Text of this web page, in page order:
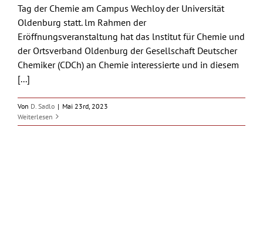
Tag der Chemie am Campus Wechloy der Universität
Oldenburg statt. lm Rahmen der
Eröffnungsveranstaltung hat das lnstitut für Chemie und
der Ortsverband Oldenburg der Gesellschaft Deutscher
Chemiker (CDCh) an Chemie interessierte und in diesem
[...]
Von D. Sadlo | Mai 23rd, 2023
Weiterlesen